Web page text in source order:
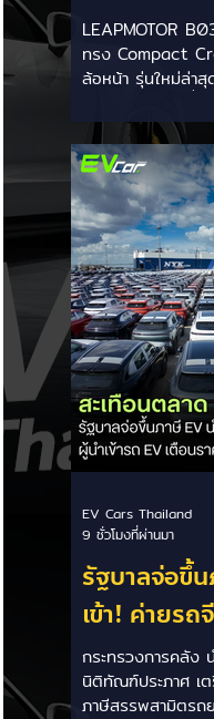
Motor
สโอเวอร์ไฟ
กะทัดรัด ลุ้น
คาเร็วๆ นี้
LEAPMOTOR
ทรง Compact
ล้อหน้า รุ่นใหม่ล่า
ประเทศไทยก่อนช่ว
EXPO 2026 โด
EV ไซส์กะทัดรัดที่
ใช้สอยภายในห้องโ
รองรับเทคโนโลยีช
Charge รายละเอี
งอิงสเปคยุโรป): มิ
รถยาว 4,270 มม
สูง 1,635 มม. ระ
มม. ความจุสัมภาร
เบาะเพิ่มเป็น
รัฐบาลจ่อขึ้
เข้า! ค่ายรถ
เข้ารถ EV
ใหม่พุ่ง 30%
กระทรวงการคลัง
นิติทัณฑ์ประภาศ เต
ภาษีสรรพสามิตรถ
EV Cars Thailand
9 ชั่วโมงที่ผ่านมา